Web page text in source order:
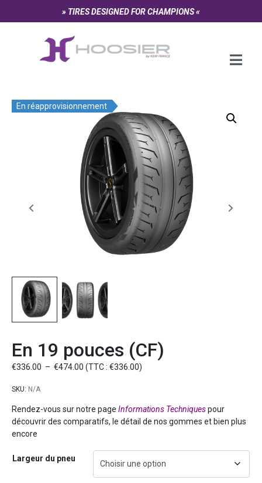
» TIRES DESIGNED FOR CHAMPIONS «
En réapprovisionnement
En 19 pouces (CF)
€336.00 – €474.00 (TTC : €336.00)
SKU: N/A
Rendez-vous sur notre page Informations Techniquespour
découvrir des comparatifs, le détail de nos gommes et bien plus
encore
Largeur du pneu